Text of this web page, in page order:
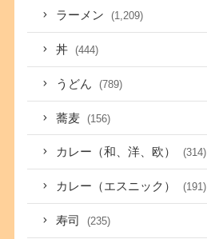
ラーメン (1,209)
丼 (444)
うどん (789)
蕎麦 (156)
カレー（和、洋、欧） (314)
カレー（エスニック） (191)
寿司 (235)